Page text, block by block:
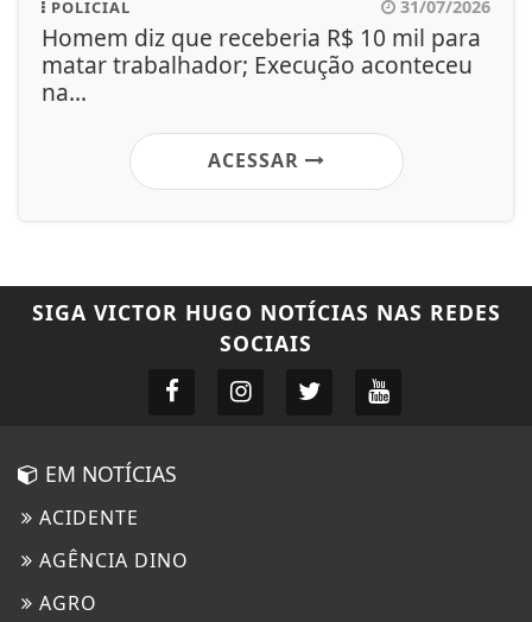
POLICIAL 31/07/2026
Homem diz que receberia R$ 10 mil para
matar trabalhador; Execução aconteceu
na...
ACESSAR
SIGA VICTOR HUGO NOTÍCIAS NAS REDES
SOCIAIS
EM NOTÍCIAS
ACIDENTE
AGÊNCIA DINO
AGRO